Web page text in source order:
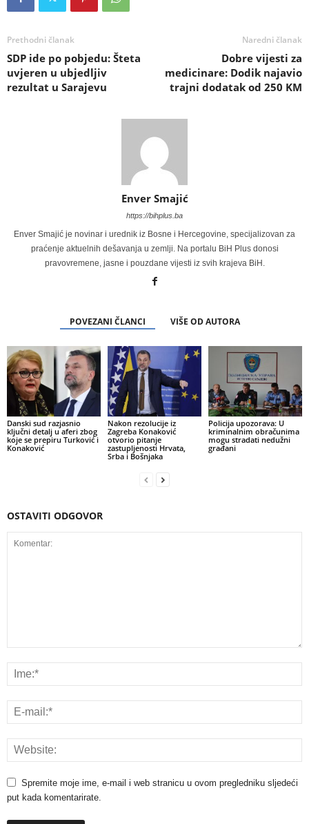
Prethodni članak
SDP ide po pobjedu: Šteta
uvjeren u ubjedljiv
rezultat u Sarajevu
Naredni članak
Dobre vijesti za
medicinare: Dodik najavio
trajni dodatak od 250 KM
Enver Smajić
https://bihplus.ba
Enver Smajić je novinar i urednik iz Bosne i Hercegovine, specijalizovan za
praćenje aktuelnih dešavanja u zemlji. Na portalu BiH Plus donosi
pravovremene, jasne i pouzdane vijesti iz svih krajeva BiH.
POVEZANI ČLANCI VIŠE OD AUTORA
Danski sud razjasnio
ključni detalj u aferi zbog
koje se prepiru Turković i
Konaković
Nakon rezolucije iz
Zagreba Konaković
otvorio pitanje
zastupljenosti Hrvata,
Srba i Bošnjaka
Policija upozorava: U
kriminalnim obračunima
mogu stradati nedužni
građani
OSTAVITI ODGOVOR
Spremite moje ime, e-mail i web stranicu u ovom pregledniku sljedeći
put kada komentarirate.